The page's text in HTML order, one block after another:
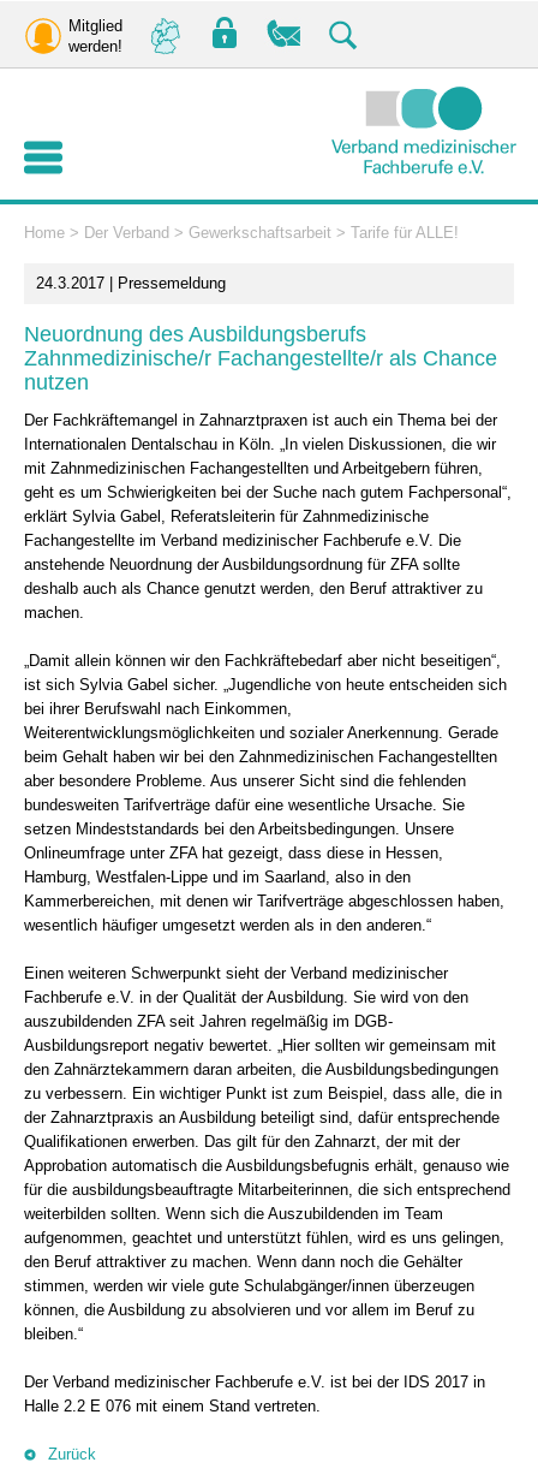
Mitglied
werden!
Home > Der Verband > Gewerkschaftsarbeit > Tarife für ALLE!
24.3.2017 | Pressemeldung
Neuordnung des Ausbildungsberufs
Zahnmedizinische/r Fachangestellte/r als Chance
nutzen
Der Fachkräftemangel in Zahnarztpraxen ist auch ein Thema bei der
Internationalen Dentalschau in Köln. „In vielen Diskussionen, die wir
mit Zahnmedizinischen Fachangestellten und Arbeitgebern führen,
geht es um Schwierigkeiten bei der Suche nach gutem Fachpersonal“,
erklärt Sylvia Gabel, Referatsleiterin für Zahnmedizinische
Fachangestellte im Verband medizinischer Fachberufe e.V. Die
anstehende Neuordnung der Ausbildungsordnung für ZFA sollte
deshalb auch als Chance genutzt werden, den Beruf attraktiver zu
machen.
„Damit allein können wir den Fachkräftebedarf aber nicht beseitigen“,
ist sich Sylvia Gabel sicher. „Jugendliche von heute entscheiden sich
bei ihrer Berufswahl nach Einkommen,
Weiterentwicklungsmöglichkeiten und sozialer Anerkennung. Gerade
beim Gehalt haben wir bei den Zahnmedizinischen Fachangestellten
aber besondere Probleme. Aus unserer Sicht sind die fehlenden
bundesweiten Tarifverträge dafür eine wesentliche Ursache. Sie
setzen Mindeststandards bei den Arbeitsbedingungen. Unsere
Onlineumfrage unter ZFA hat gezeigt, dass diese in Hessen,
Hamburg, Westfalen-Lippe und im Saarland, also in den
Kammerbereichen, mit denen wir Tarifverträge abgeschlossen haben,
wesentlich häufiger umgesetzt werden als in den anderen.“
Einen weiteren Schwerpunkt sieht der Verband medizinischer
Fachberufe e.V. in der Qualität der Ausbildung. Sie wird von den
auszubildenden ZFA seit Jahren regelmäßig im DGB-
Ausbildungsreport negativ bewertet. „Hier sollten wir gemeinsam mit
den Zahnärztekammern daran arbeiten, die Ausbildungsbedingungen
zu verbessern. Ein wichtiger Punkt ist zum Beispiel, dass alle, die in
der Zahnarztpraxis an Ausbildung beteiligt sind, dafür entsprechende
Qualifikationen erwerben. Das gilt für den Zahnarzt, der mit der
Approbation automatisch die Ausbildungsbefugnis erhält, genauso wie
für die ausbildungsbeauftragte Mitarbeiterinnen, die sich entsprechend
weiterbilden sollten. Wenn sich die Auszubildenden im Team
aufgenommen, geachtet und unterstützt fühlen, wird es uns gelingen,
den Beruf attraktiver zu machen. Wenn dann noch die Gehälter
stimmen, werden wir viele gute Schulabgänger/innen überzeugen
können, die Ausbildung zu absolvieren und vor allem im Beruf zu
bleiben.“
Der Verband medizinischer Fachberufe e.V. ist bei der IDS 2017 in
Halle 2.2 E 076 mit einem Stand vertreten.
Zurück